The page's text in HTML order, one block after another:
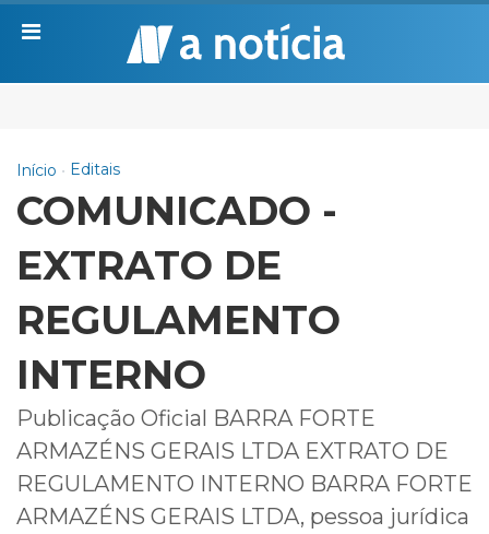
Início Editais
COMUNICADO -
EXTRATO DE
REGULAMENTO
INTERNO
Publicação Oficial BARRA FORTE
ARMAZÉNS GERAIS LTDA EXTRATO DE
REGULAMENTO INTERNO BARRA FORTE
ARMAZÉNS GERAIS LTDA, pessoa jurídica